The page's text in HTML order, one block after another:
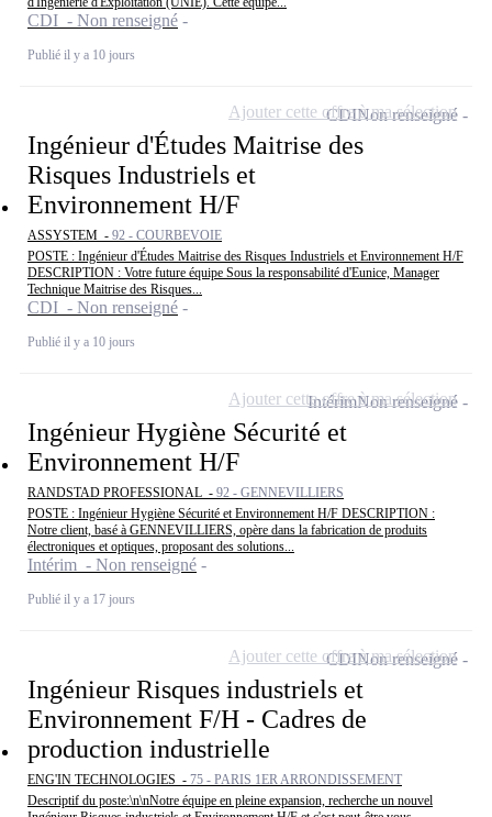
CDI - Non renseigné
Publié il y a 10 jours
Ingénieur d'Études Maitrise des
Risques Industriels et
Environnement H/F
ASSYSTEM - 92 - COURBEVOIE
POSTE : Ingénieur d'Études Maitrise des Risques Industriels et Environnement H/F
DESCRIPTION : Votre future équipe Sous la responsabilité d'Eunice, Manager
Technique Maitrise des Risques...
CDI - Non renseigné
Publié il y a 10 jours
CDINon renseigné
Ajouter cette offre à ma sélection
Ingénieur Hygiène Sécurité et
Environnement H/F
RANDSTAD PROFESSIONAL - 92 - GENNEVILLIERS
POSTE : Ingénieur Hygiène Sécurité et Environnement H/F DESCRIPTION :
Notre client, basé à GENNEVILLIERS, opère dans la fabrication de produits
électroniques et optiques, proposant des solutions...
Intérim - Non renseigné
Publié il y a 17 jours
IntérimNon renseigné
Ajouter cette offre à ma sélection
Ingénieur Risques industriels et
Environnement F/H - Cadres de
production industrielle
ENG'IN TECHNOLOGIES - 75 - PARIS 1ER ARRONDISSEMENT
Descriptif du poste:\n\nNotre équipe en pleine expansion, recherche un nouvel
CDINon renseigné
Ajouter cette offre à ma sélection